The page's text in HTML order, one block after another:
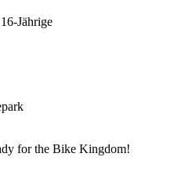
Jährige
for the Bike Kingdom!